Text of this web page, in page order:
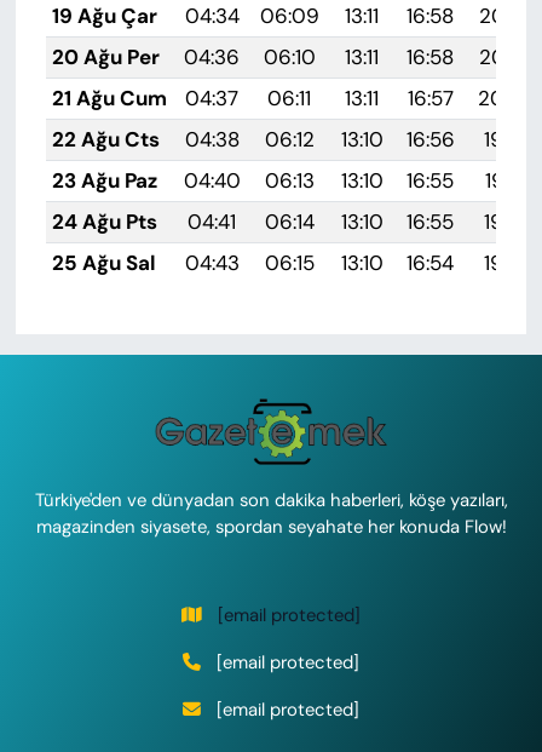
19 Ağu Çar
04:34 06:09 13:11 16:58
20:03
20 Ağu Per
04:36 06:10 13:11 16:58
20:02
21 Ağu Cum
04:37 06:11 13:11 16:57
20:00
22 Ağu Cts
04:38 06:12 13:10 16:56
19:59
23 Ağu Paz
04:40 06:13 13:10 16:55
19:57
24 Ağu Pts
04:41 06:14 13:10 16:55
19:56
25 Ağu Sal
04:43 06:15 13:10 16:54 19:54
Türkiye'den ve dünyadan son dakika haberleri, köşe yazıları,
magazinden siyasete, spordan seyahate her konuda Flow!
[email protected]
[email protected]
[email protected]